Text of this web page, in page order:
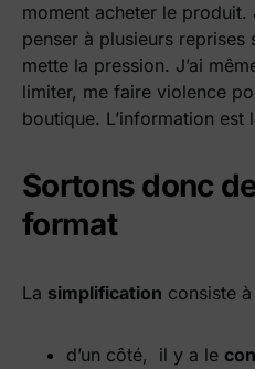
moment acheter le produit.
penser à plusieurs reprises
mette la pression. J’ai
limiter, me faire violence
boutique. L’information est
Sortons donc
format
La simplification consiste
d’un côté, il y a le